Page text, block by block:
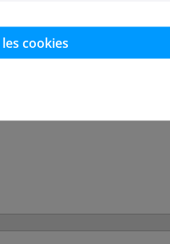
cookies